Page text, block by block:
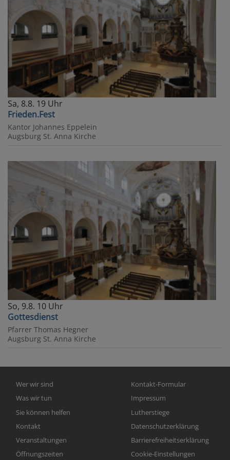
Sa, 8.8. 19 Uhr
Frieden.Fest
Kantor Johannes Eppelein
Augsburg St. Anna Kirche
So, 9.8. 10 Uhr
Gottesdienst
Pfarrer Thomas Hegner
Augsburg St. Anna Kirche
Hauptnavigation
Wer wir sind
Was wir tun
Sie können helfen
Kontakt
Veranstaltungen
Öffnungszeiten
Fußbereichsmenü
Kontakt-Formular
Impressum
Lutherstiege
Datenschutzerklärung
Barrierefreiheitserklärung
Cookie-Einstellungen